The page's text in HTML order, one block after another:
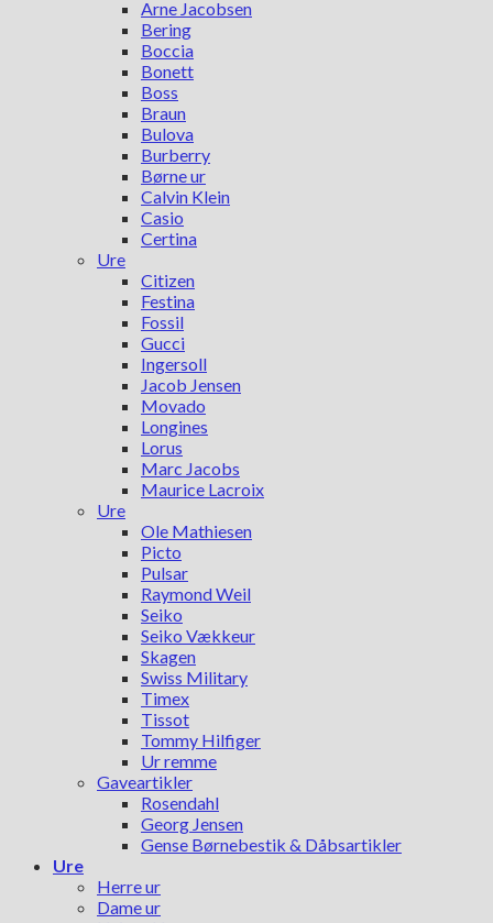
Arne Jacobsen
Bering
Boccia
Bonett
Boss
Braun
Bulova
Burberry
Børne ur
Calvin Klein
Casio
Certina
Ure
Citizen
Festina
Fossil
Gucci
Ingersoll
Jacob Jensen
Movado
Longines
Lorus
Marc Jacobs
Maurice Lacroix
Ure
Ole Mathiesen
Picto
Pulsar
Raymond Weil
Seiko
Seiko Vækkeur
Skagen
Swiss Military
Timex
Tissot
Tommy Hilfiger
Ur remme
Gaveartikler
Rosendahl
Georg Jensen
Gense Børnebestik & Dåbsartikler
Ure
Herre ur
Dame ur